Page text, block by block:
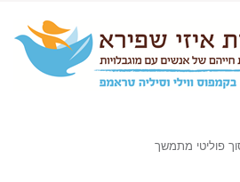
פוליטי מתמשך